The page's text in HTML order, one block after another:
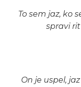
To sem jaz, ko
spravi
On je uspel,